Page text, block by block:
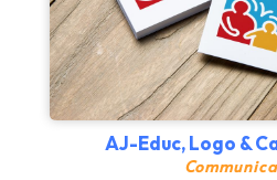
AJ-Educ, Logo &